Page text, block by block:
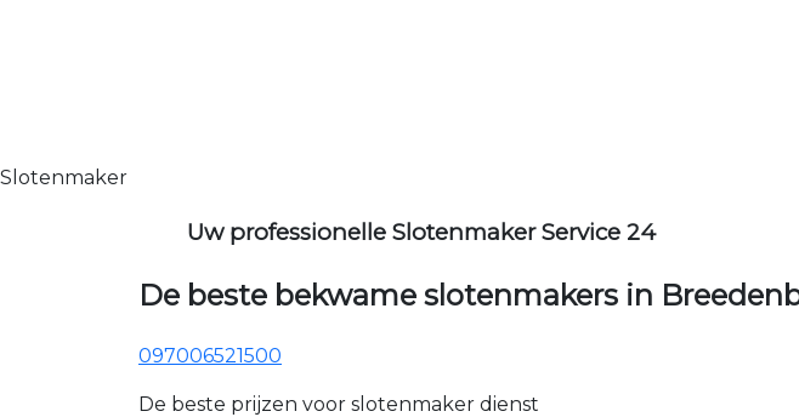
Slotenmaker
Uw professionelle Slotenmaker Service 24
De beste bekwame slotenmakers in
097006521500
De beste prijzen voor slotenmaker dienst